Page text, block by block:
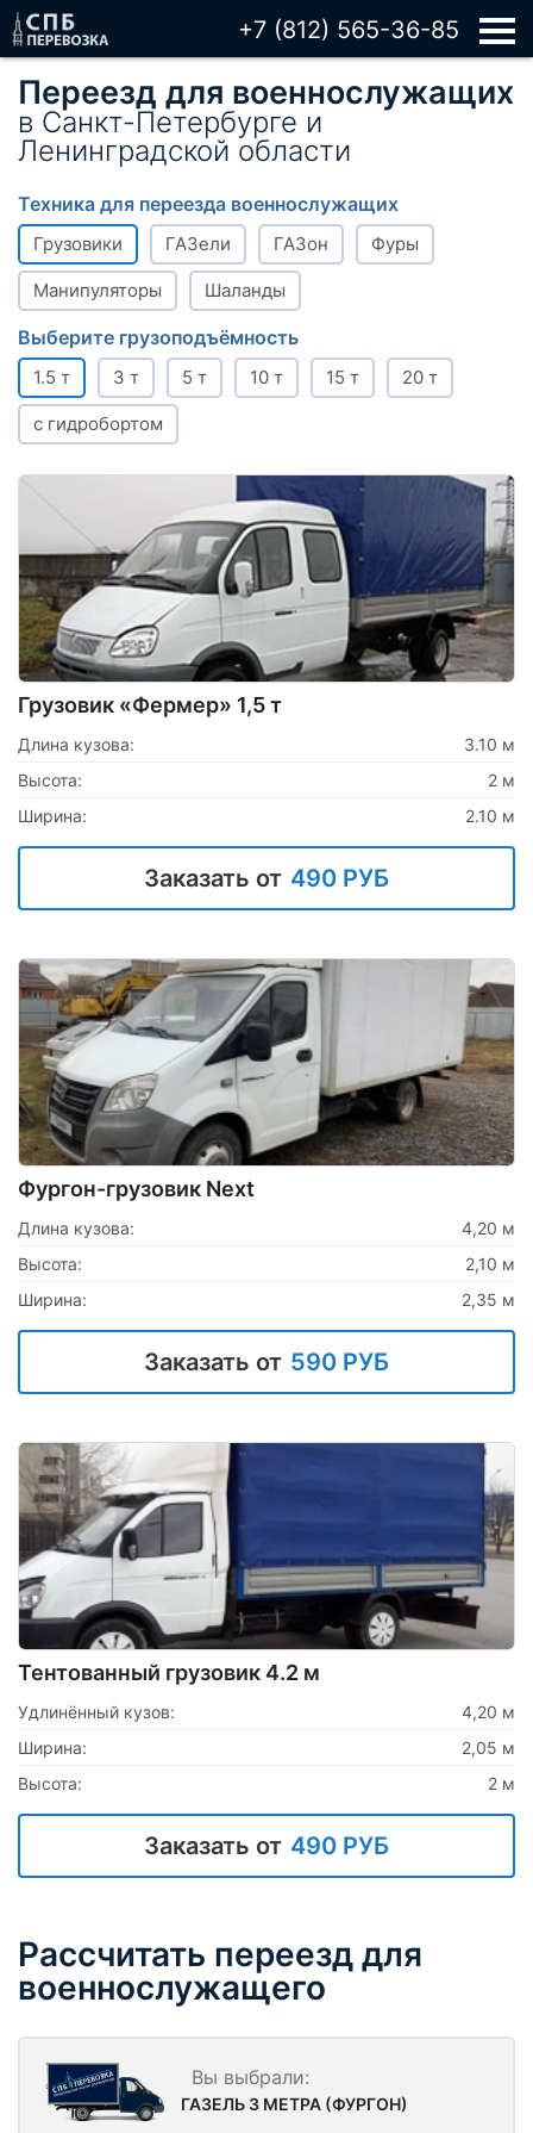
+7 (812) 565-36-85
Переезд для военнослужащих
в Санкт-Петербурге и
Ленинградской области
Техника для переезда военнослужащих
Грузовики ГАЗели ГАЗон Фуры
Манипуляторы Шаланды
Выберите грузоподъёмность
1.5 т 3 т 5 т 10 т 15 т 20 т
с гидробортом
Грузовик «Фермер» 1,5 т
Длина кузова:
3.10 м
Высота:
2 м
Ширина:
2.10 м
Заказать от 490 РУБ
Фургон-грузовик Next
Длина кузова:
4,20 м
Высота:
2,10 м
Ширина:
2,35 м
Заказать от 590 РУБ
Тентованный грузовик 4.2 м
Удлинённый кузов:
4,20 м
Ширина:
2,05 м
Высота:
2 м
Заказать от 490 РУБ
Рассчитать переезд для
военнослужащего
ГАЗЕЛЬ 3 МЕТРА (ФУРГОН)